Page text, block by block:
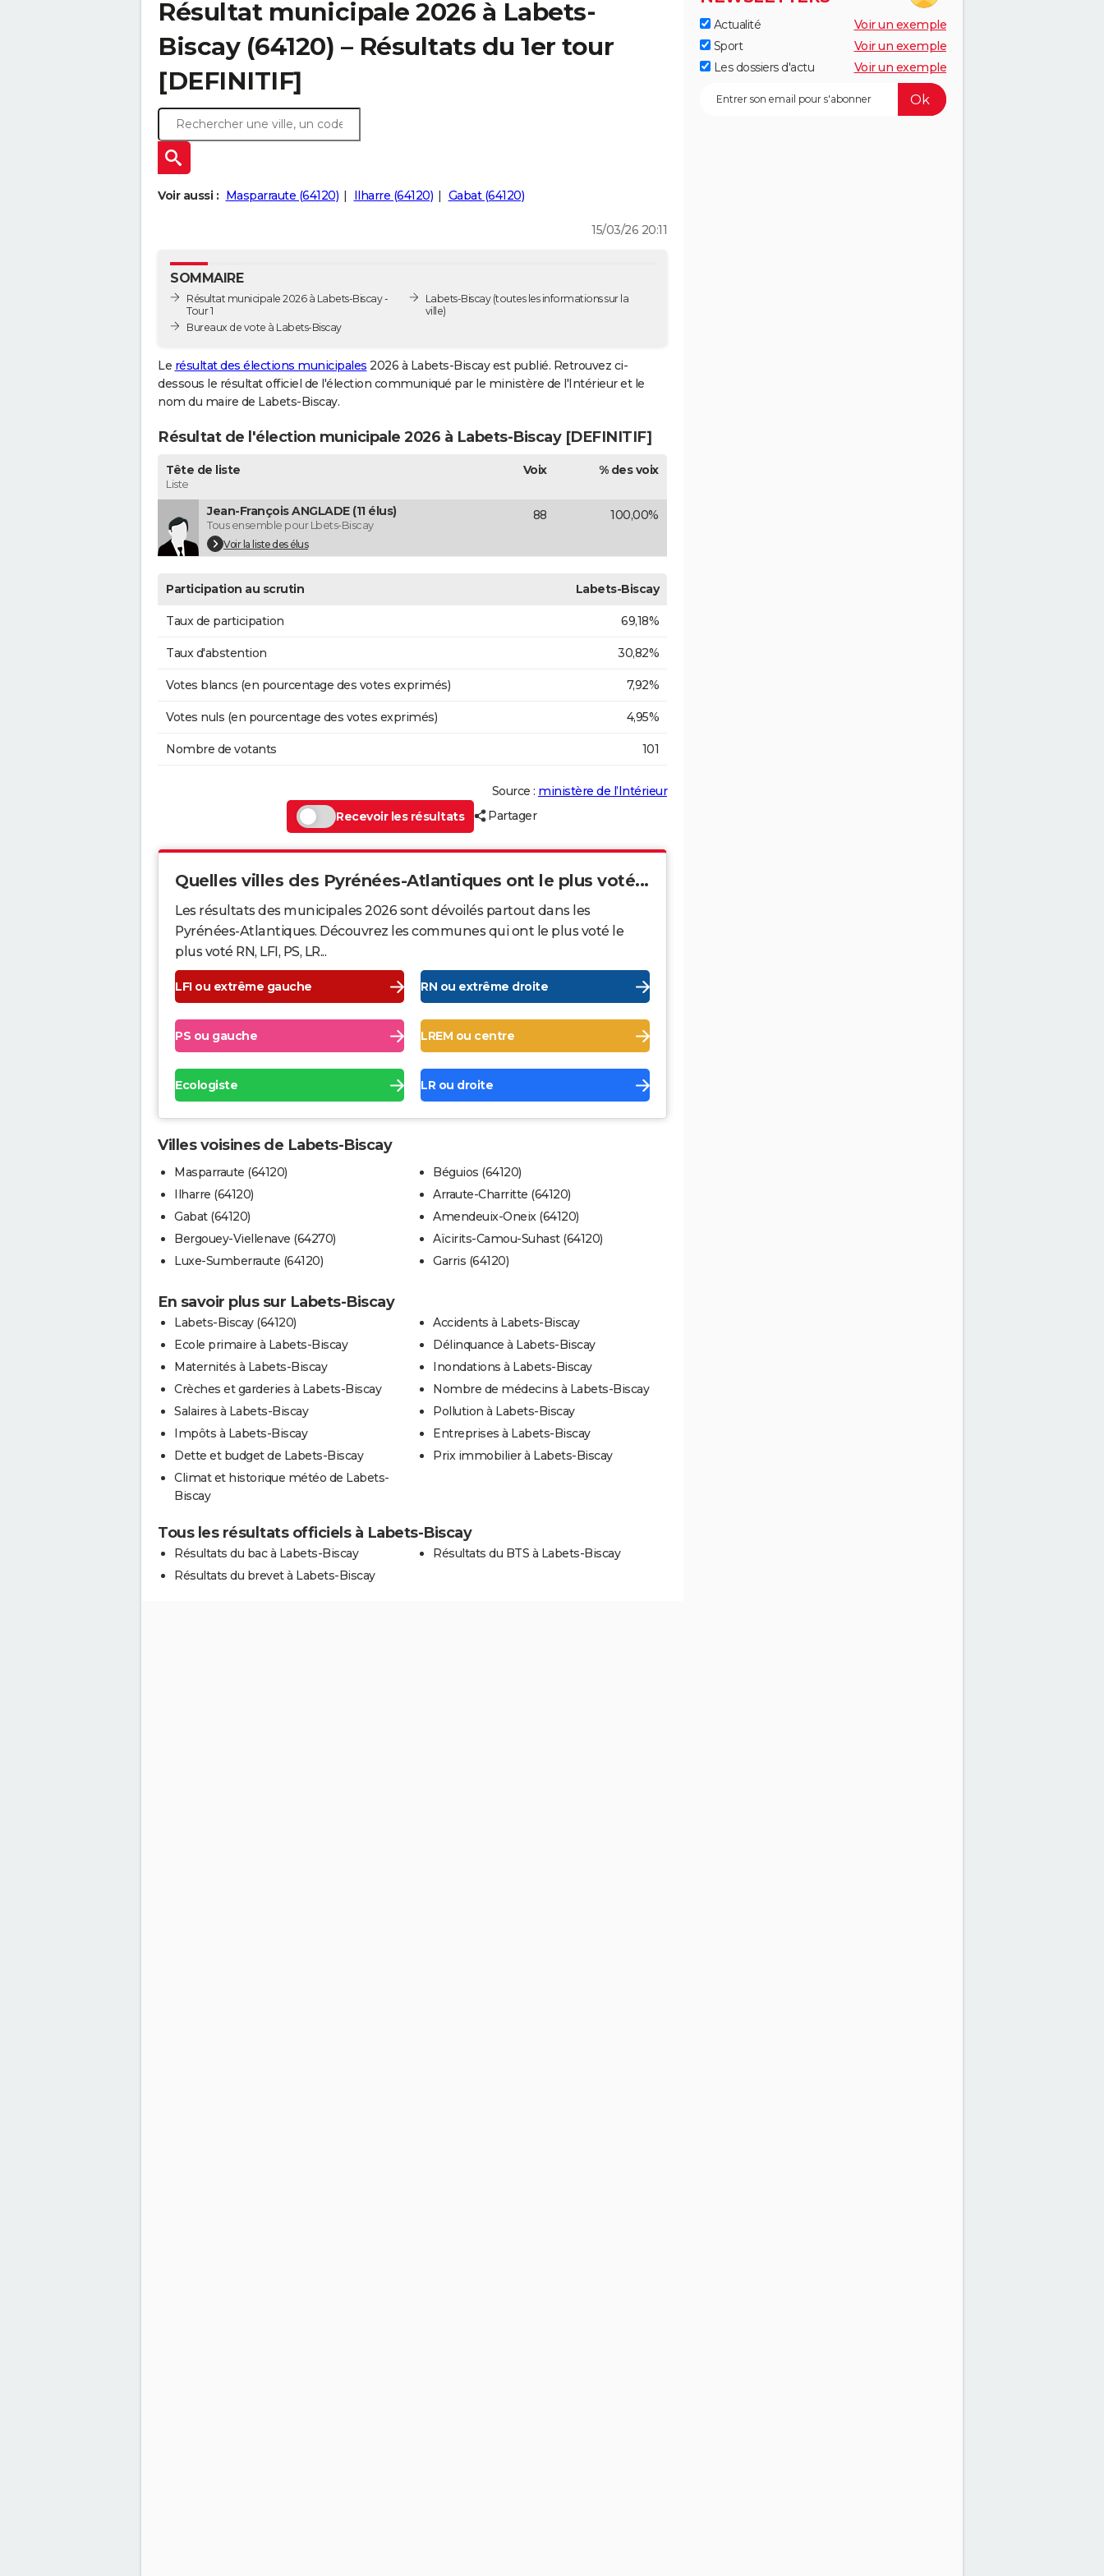
Résultat municipale 2026 à Labets-
Biscay (64120) – Résultats du 1er tour
[DEFINITIF]
Voir aussi : Masparraute (64120) Ilharre (64120) Gabat (64120)
15/03/26 20:11
SOMMAIRE
Résultat municipale 2026 à Labets-Biscay -
Tour 1
Bureaux de vote à Labets-Biscay
Labets-Biscay(toutes les informations sur la
ville)
Le résultat des élections municipales 2026 à Labets-Biscay est publié. Retrouvez ci-
dessous le résultat officiel de l'élection communiqué par le ministère de l'Intérieur et le
nom du maire de Labets-Biscay.
Résultat de l'élection municipale 2026 à Labets-Biscay [DEFINITIF]
Tête de liste
Liste
Voix % des voix
Jean-François ANGLADE (11 élus)
Tous ensemble pour Lbets-Biscay
Voir la liste des élus
88 100,00%
Participation au scrutin Labets-Biscay
Taux de participation 69,18%
Taux d'abstention 30,82%
Votes blancs (en pourcentage des votes exprimés) 7,92%
Votes nuls (en pourcentage des votes exprimés) 4,95%
Nombre de votants 101
Source : ministère de l’Intérieur
Recevoir les résultats
Partager
Quelles villes des Pyrénées-Atlantiques ont le plus voté...
Les résultats des municipales 2026 sont dévoilés partout dans les
Pyrénées-Atlantiques. Découvrez les communes qui ont le plus voté le
plus voté RN, LFI, PS, LR...
LFI ou extrême gauche RN ou extrême droite
PS ou gauche LREM ou centre
Ecologiste LR ou droite
Villes voisines de Labets-Biscay
Masparraute (64120)
Ilharre (64120)
Gabat (64120)
Bergouey-Viellenave (64270)
Luxe-Sumberraute (64120)
Béguios (64120)
Arraute-Charritte (64120)
Amendeuix-Oneix (64120)
Aïcirits-Camou-Suhast (64120)
Garris (64120)
En savoir plus sur Labets-Biscay
Labets-Biscay (64120)
Ecole primaire à Labets-Biscay
Maternités à Labets-Biscay
Crèches et garderies à Labets-Biscay
Salaires à Labets-Biscay
Impôts à Labets-Biscay
Dette et budget de Labets-Biscay
Climat et historique météo de Labets-
Biscay
Accidents à Labets-Biscay
Délinquance à Labets-Biscay
Inondations à Labets-Biscay
Nombre de médecins à Labets-Biscay
Pollution à Labets-Biscay
Entreprises à Labets-Biscay
Prix immobilier à Labets-Biscay
Tous les résultats officiels à Labets-Biscay
Résultats du bac à Labets-Biscay
Résultats du brevet à Labets-Biscay
Résultats du BTS à Labets-Biscay
Actualité
Voir un exemple
Sport
Voir un exemple
Les dossiers d'actu
Voir un exemple